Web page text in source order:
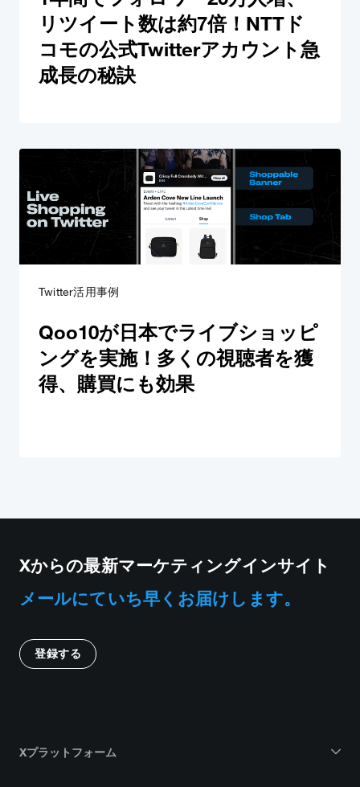
リツイート数は約7倍！NTTド
コモの公式Twitterアカウント急
成長の秘訣
Twitter活用事例
Qoo10が日本でライブショッピ
ングを実施！多くの視聴者を獲
得、購買にも効果
Xからの最新マーケティングインサイト
メールにていち早くお届けします。
登録する
Xプラットフォーム